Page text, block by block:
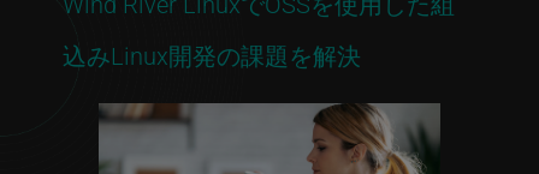
込みLinux開発の課題を解決